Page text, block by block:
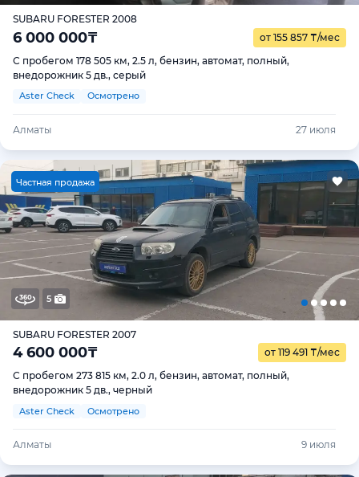
SUBARU FORESTER 2008
6 000 000₸ от 155 857 ₸/мес
С пробегом 178 505 км, 2.5 л, бензин, автомат, полный,
внедорожник 5 дв., серый
Aster Check Осмотрено
Алматы 27 июля
Частная продажа
5
SUBARU FORESTER 2007
4 600 000₸ от 119 491 ₸/мес
С пробегом 273 815 км, 2.0 л, бензин, автомат, полный,
внедорожник 5 дв., черный
Aster Check Осмотрено
Алматы 9 июля